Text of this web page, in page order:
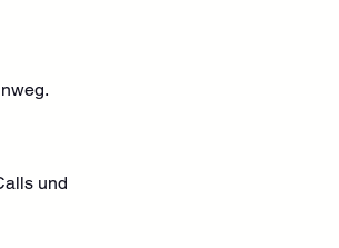
und